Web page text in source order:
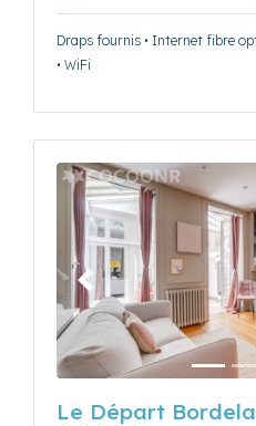
Draps fournis • Internet fibre
• WiFi
Précédent
Le Départ